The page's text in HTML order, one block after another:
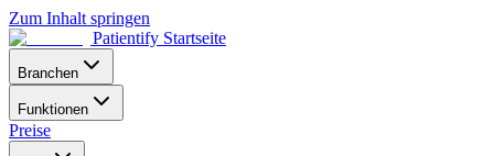
Zum Inhalt springen
Patientify Startseite
Branchen
Funktionen
Preise